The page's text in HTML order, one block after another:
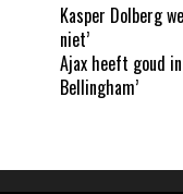
Kasper Dolberg
niet’
Ajax heeft goud
Bellingham’